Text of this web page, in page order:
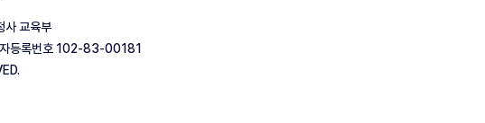
교육부
록번호 102-83-00181